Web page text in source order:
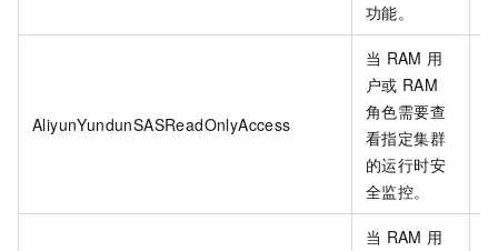
功能。
AliyunYundunSASReadOnlyAccess
当 RAM 用
户或 RAM
角色需要查
看指定集群
的运行时安
全监控。
当 RAM 用